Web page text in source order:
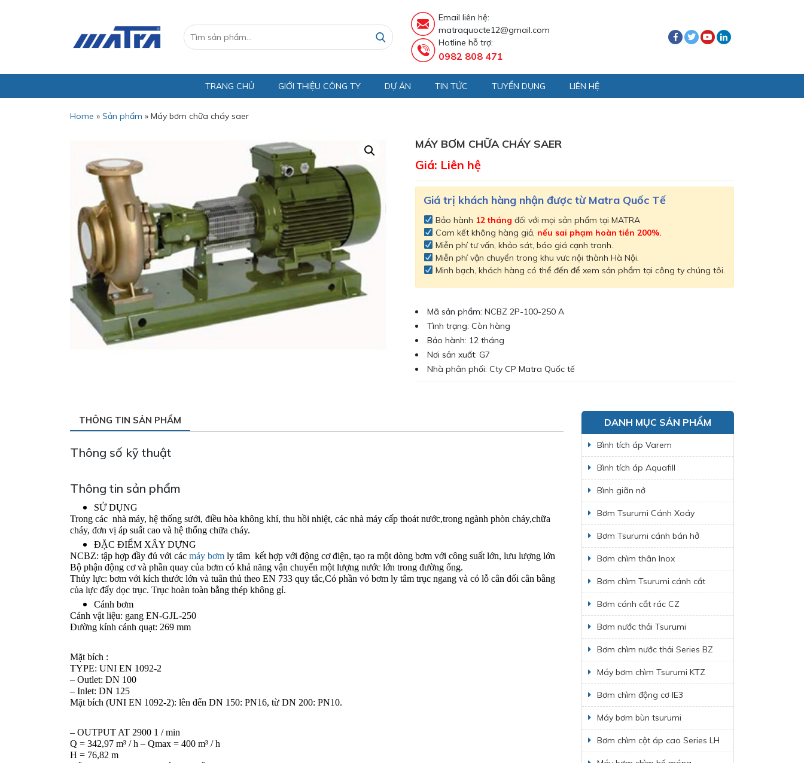
Email liên hệ:
matraquocte12@gmail.com
Hotline hỗ trợ:
0982 808 471
TRANG CHỦ GIỚI THIỆU CÔNG TY DỰ ÁN TIN TỨC TUYỂN DỤNG LIÊN HỆ
Home » Sản phẩm » Máy bơm chữa cháy saer
MÁY BƠM CHỮA CHÁY SAER
Giá: Liên hệ
Giá trị khách hàng nhận được từ Matra Quốc Tế
Bảo hành 12 tháng đối với mọi sản phẩm tại MATRA
Cam kết không hàng giả, nếu sai phạm hoàn tiền 200%.
Miễn phí tư vấn, khảo sát, báo giá cạnh tranh.
Miễn phí vận chuyển trong khu vưc nội thành Hà Nội.
Minh bạch, khách hàng có thể đến để xem sản phẩm tại công ty chúng tôi.
Mã sản phẩm: NCBZ 2P-100-250 A
Tình trạng: Còn hàng
Bảo hành: 12 tháng
Nơi sản xuất: G7
Nhà phân phối: Cty CP Matra Quốc tế
THÔNG TIN SẢN PHẨM
Thông số kỹ thuật
Thông tin sản phẩm
SỬ DỤNG
Trong các  nhà máy, hệ thống sưởi, điều hòa không khí, thu hồi nhiệt, các nhà máy cấp thoát nước,trong ngành phòn cháy,chữa
cháy, đơn vị áp suất cao và hệ thống chữa cháy.
ĐẶC ĐIỂM XÂY DỰNG
NCBZ: tập hợp đầy đủ với các máy bơm ly tâm  kết hợp với động cơ điện, tạo ra một dòng bơm với công suất lớn, lưu lượng lớn
Bộ phận động cơ và phần quay của bơm có khả năng vận chuyển một lượng nước lớn trong đường ống.
Thủy lực: bơm với kích thước lớn và tuân thủ theo EN 733 quy tắc,Có phần vỏ bơm ly tâm trục ngang và có lỗ cân đối cân bằng
của lực đẩy dọc trục. Trục hoàn toàn bằng thép không gỉ.
Cánh bơm
Cánh vật liệu: gang EN-GJL-250
Đường kính cánh quạt: 269 mm
Mặt bích :
TYPE: UNI EN 1092-2
– Outlet: DN 100
– Inlet: DN 125
Mặt bích (UNI EN 1092-2): lên đến DN 150: PN16, từ DN 200: PN10.
– OUTPUT AT 2900 1 / min
Q = 342,97 m³ / h – Qmax = 400 m³ / h
H = 76,82 m
DANH MỤC SẢN PHẨM
Bình tích áp Varem
Bình tích áp Aquafill
Bình giãn nở
Bơm Tsurumi Cánh Xoáy
Bơm Tsurumi cánh bán hở
Bơm chìm thân Inox
Bơm chìm Tsurumi cánh cắt
Bơm cánh cắt rác CZ
Bơm nước thải Tsurumi
Bơm chìm nước thải Series BZ
Máy bơm chìm Tsurumi KTZ
Bơm chìm động cơ IE3
Máy bơm bùn tsurumi
Bơm chìm cột áp cao Series LH